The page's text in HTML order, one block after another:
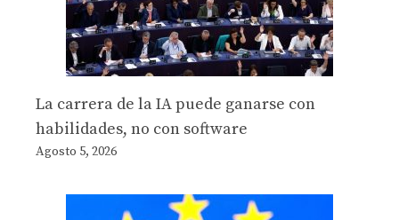
La carrera de la IA puede ganarse con
habilidades, no con software
Agosto 5, 2026